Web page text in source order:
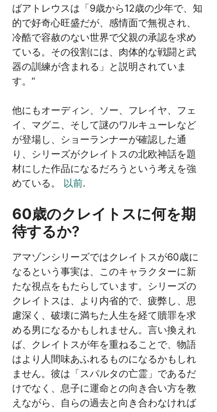
ばアトレウスは「9歳から12歳の少年で、知
的で好奇心旺盛だが、感情面で無視され、
冷酷で容赦のない世界で父親の承認を求め
ている。その役割には、肉体的な戦闘と武
器の訓練が含まれる」と説明されていま
す。“
他にもオーディン、ソー、フレイヤ、フェ
イ、マグニ、そして謎のワルキューレなど
が登場し、ショーランナーが確認した通
り、シリーズがクレイトスの北欧神話を題
材にした作品になるだろうという考えを強
めている。 以前.
60歳のクレイトスに何を期
待するか?
アマゾンシリーズではクレイトスが60歳に
なるという事実は、このキャラクターに新
たな視点をもたらしています。シリーズの
クレイトスは、より内省的で、疲弊し、思
慮深く、破壊に満ちた人生を経て贖罪を求
める男になるかもしれません。言い換えれ
ば、クレイトスが年を重ねることで、物語
はより人間味あふれるものになるかもしれ
ません。彼は「スパルタの亡霊」であるだ
けでなく、息子に運命との向き合い方を教
えながら、自らの過去と向き合わなければ